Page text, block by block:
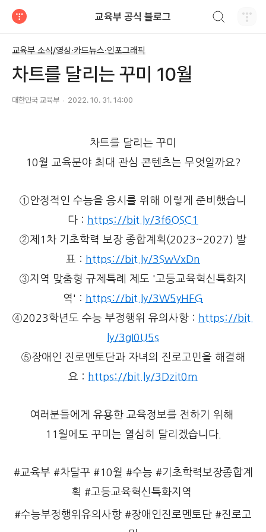
교육부 공식 블로그
교육부 소식/영상·카드뉴스·인포그래픽
차트를 달리는 꾸미 10월
대한민국 교육부 2022. 10. 31. 14:00
차트를 달리는 꾸미
10월 교육분야 최대 관심 콘텐츠는 무엇일까요?
①안정적인 수능을 응시를 위해 이렇게 준비했습니
다 : https://bit.ly/3f6OSC1
②제1차 기초학력 보장 종합계획(2023~2027) 발
표 : https://bit.ly/3SwVxDn
③지역 맞춤형 규제특례 제도 '고등교육혁신특화지
역' : https://bit.ly/3W5yHFG
④2023학년도 수능 부정행위 유의사항 : https://bit.
ly/3gI0U5s
⑤장애인 진로멘토단과 자녀의 진로고민을 해결해
요 : https://bit.ly/3Dzit0m
여러분들에게 유용한 교육정보를 전하기 위해
11월에도 꾸미는 열심히 달리겠습니다.
#교육부 #차달꾸 #10월 #수능 #기초학력보장종합계
획 #고등교육혁신특화지역
#수능부정행위유의사항 #장애인진로멘토단 #진로고